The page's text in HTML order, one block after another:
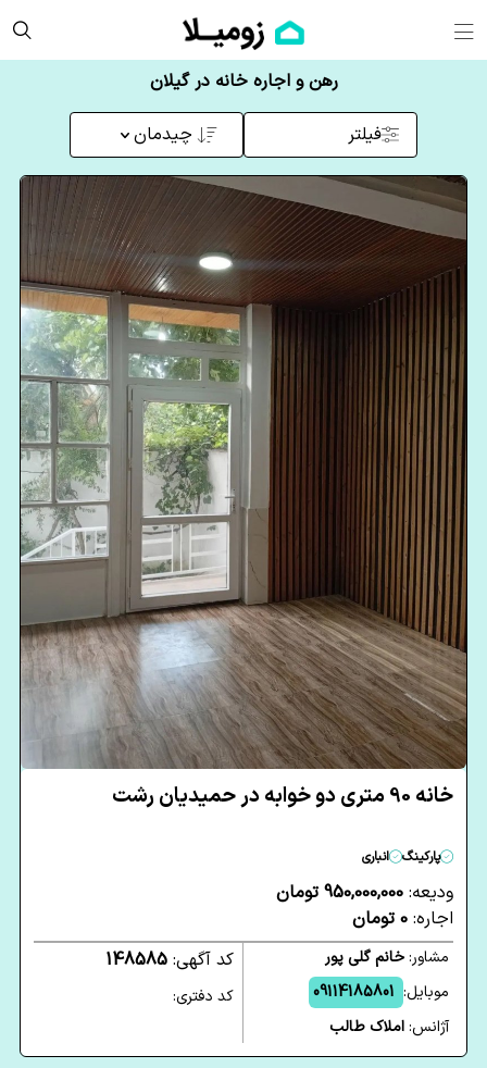
رهن و اجاره خانه در گیلان
فیلتر چیدمان
خانه 90 متری دو خوابه در حمیدیان رشت
پارکینگ انباری
ودیعه: 950,000,000 تومان
اجاره: 0 تومان
مشاور:خانم گلی پور
موبایل: 09114185801
آژانس:املاک طالب
کد آگهی: 148585
کد دفتری: